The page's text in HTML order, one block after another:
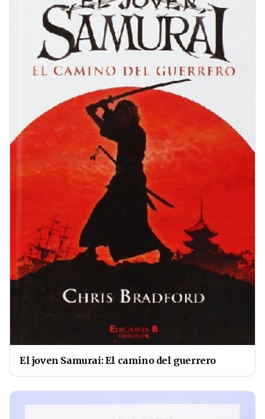
El joven Samurai: El camino del guerrero